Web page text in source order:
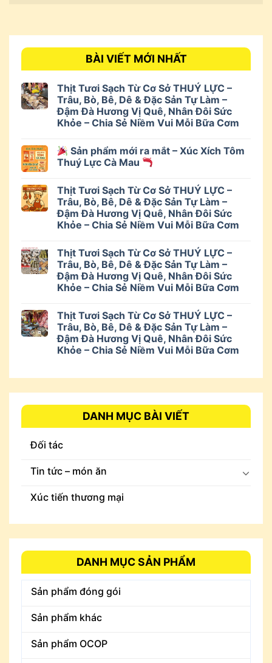
BÀI VIẾT MỚI NHẤT
Thịt Tươi Sạch Từ Cơ Sở THUÝ LỰC –
Trâu, Bò, Bê, Dê & Đặc Sản Tự Làm –
Đậm Đà Hương Vị Quê, Nhân Đôi Sức
Khỏe – Chia Sẻ Niềm Vui Mỗi Bữa Cơm
Sản phẩm mới ra mắt – Xúc Xích Tôm
Thuý Lực Cà Mau
Thịt Tươi Sạch Từ Cơ Sở THUÝ LỰC –
Trâu, Bò, Bê, Dê & Đặc Sản Tự Làm –
Đậm Đà Hương Vị Quê, Nhân Đôi Sức
Khỏe – Chia Sẻ Niềm Vui Mỗi Bữa Cơm
Thịt Tươi Sạch Từ Cơ Sở THUÝ LỰC –
Trâu, Bò, Bê, Dê & Đặc Sản Tự Làm –
Đậm Đà Hương Vị Quê, Nhân Đôi Sức
Khỏe – Chia Sẻ Niềm Vui Mỗi Bữa Cơm
Thịt Tươi Sạch Từ Cơ Sở THUÝ LỰC –
Trâu, Bò, Bê, Dê & Đặc Sản Tự Làm –
Đậm Đà Hương Vị Quê, Nhân Đôi Sức
Khỏe – Chia Sẻ Niềm Vui Mỗi Bữa Cơm
DANH MỤC BÀI VIẾT
Đối tác
Tin tức – món ăn
Xúc tiến thương mại
DANH MỤC SẢN PHẨM
Sản phẩm đóng gói
Sản phẩm khác
Sản phẩm OCOP